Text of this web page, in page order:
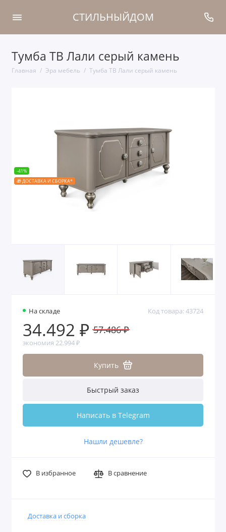
СТИЛЬНЫЙДОМ
Тумба ТВ Лали серый камень
Главная Эра мебель Тумба ТВ Лали серый камень
-41%
🎁 ДОСТАВКА И СБОРКА*
На складе Код товара: 43724
34.492 ₽ 57.486 ₽
экономия 22.994 ₽
Купить
Быстрый заказ
Написать в Telegram
Нашли дешевле?
В избранное В сравнение
Доставка и сборка